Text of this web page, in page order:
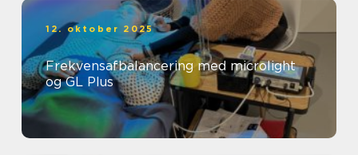
12. oktober 2025
Frekvensafbalancering med microlight
og GL Plus